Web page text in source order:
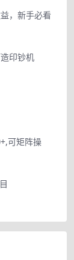
，新手必看
印钞机
可矩阵操